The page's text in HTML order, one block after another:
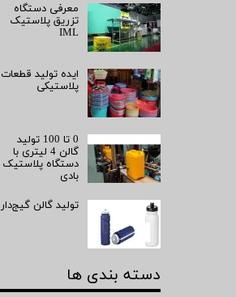
معرفی دستگاه
تزریق پلاستیک
IML
ایده تولید قطعات
پلاستیکی
0 تا 100 تولید
گالن 4 لیتری با
دستگاه پلاستیک
بادی
تولید گالن گیج‌دار
دسته بندی ها